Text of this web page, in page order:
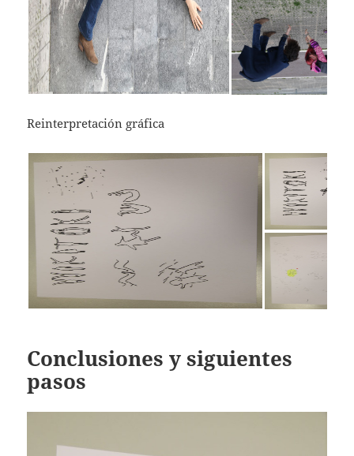
Reinterpretación gráfica
Conclusiones y siguientes
pasos